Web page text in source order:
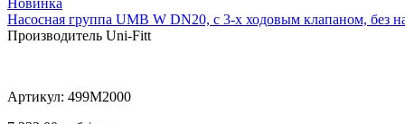
Насосная группа UMB W DN20, с 3-х ходовым клапаном, без
Производитель Uni-Fitt
Артикул: 499M2000